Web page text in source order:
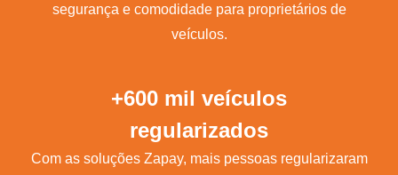
segurança e comodidade para proprietários de
veículos.
+600 mil veículos
regularizados
Com as soluções Zapay, mais pessoas regularizaram